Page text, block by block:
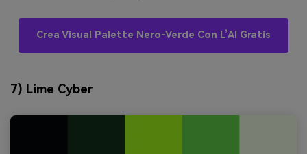
Crea Visual Palette Nero-Verde Con L’AI Gratis
7) Lime Cyber